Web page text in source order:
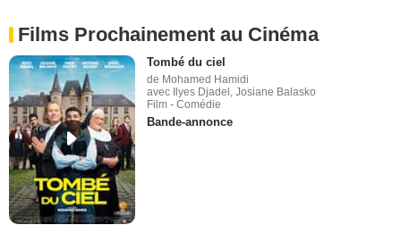
Films Prochainement au Cinéma
Tombé du ciel
de Mohamed Hamidi
avec Ilyes Djadel, Josiane Balasko
Film - Comédie
Bande-annonce